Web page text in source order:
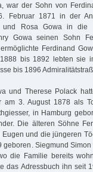
war der Sohn von
Februar 1871 in der
und Rosa Gowa in die
Gowa seinen Sohn
Ferdinand
bis 1892 lebten sie
bis 1896
und Therese Polack
am 3. August 1878 als
in Hamburg
Die älteren Söhne
und die jüngeren
Siegmund
die Familie bereits
das Adressbuch ihn seit